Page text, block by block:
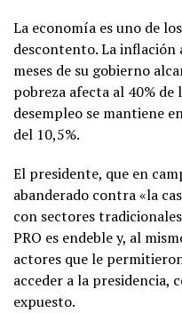
La economía es uno de
descontento. La inflación
meses de su gobierno
pobreza afecta al 40% de
desempleo se mantiene
del 10,5%.
El presidente, que en
abanderado contra «la
con sectores
PRO es endeble y, al
actores que le
acceder a la presidencia,
expuesto.